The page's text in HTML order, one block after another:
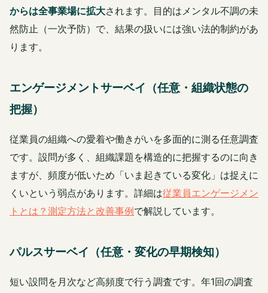
からは全事業場に拡大されます。目的はメンタル不調の未
然防止（一次予防）で、結果の扱いには強い法的制約があ
ります。
エンゲージメントサーベイ（任意・組織状態の
把握）
従業員の組織への愛着や働きがいを多面的に測る任意調査
です。設問が多く、組織課題を構造的に把握するのに向き
ますが、頻度が低いため「いま起きている変化」は捉えに
くいという弱点があります。詳細は従業員エンゲージメン
トとは？測定方法と改善事例で解説しています。
パルスサーベイ（任意・変化の早期検知）
短い設問を月次など高頻度で行う調査です。年1回の調査